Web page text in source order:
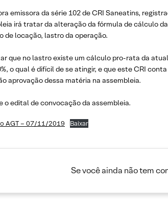
emissora da série 102 de CRI Saneatins,
irá tratar da alteração da fórmula de cálculo
de locação, lastro da operação.
que no lastro existe um cálculo pro-rata da
o qual é difícil de se atingir, e que este CRI
aprovação dessa matéria na assembleia.
o edital de convocação da assembleia.
AGT – 07/11/2019 Baixar
Se você ainda não tem